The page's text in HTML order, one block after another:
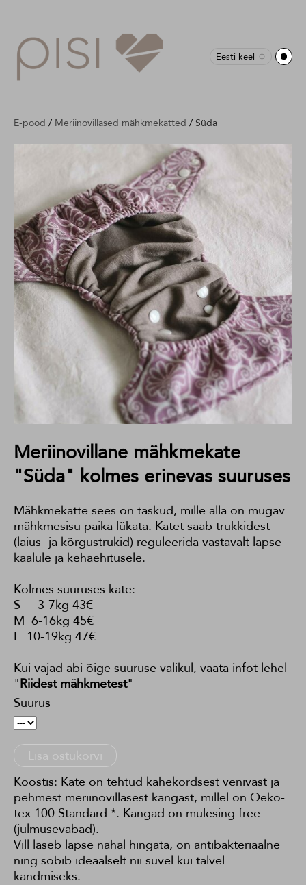
Eesti keel
E-pood / Meriinovillased mähkmekatted / Süda
Meriinovillane mähkmekate
"Süda" kolmes erinevas suuruses
Mähkmekatte sees on taskud, mille alla on mugav
mähkmesisu paika lükata. Katet saab trukkidest
(laius- ja kõrgustrukid) reguleerida vastavalt lapse
kaalule ja kehaehitusele.
Kolmes suuruses kate:
S 3-7kg 43€
M 6-16kg 45€
L 10-19kg 47€
Kui vajad abi õige suuruse valikul, vaata infot lehel
"Riidest mähkmetest"
Suurus
Lisa ostukorvi
Koostis: Kate on tehtud kahekordsest venivast ja
pehmest meriinovillasest kangast, millel on Oeko-
tex 100 Standard *. Kangad on mulesing free
(julmusevabad).
Vill laseb lapse nahal hingata, on antibakteriaalne
ning sobib ideaalselt nii suvel kui talvel
kandmiseks.